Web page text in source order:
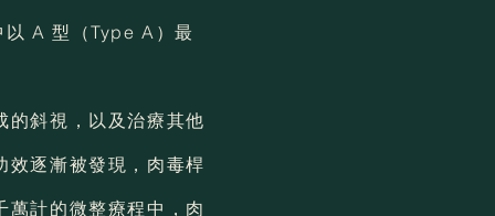
A 型（Type A）最
的斜視，以及治療其他
效逐漸被發現，肉毒桿
萬計的微整療程中，肉